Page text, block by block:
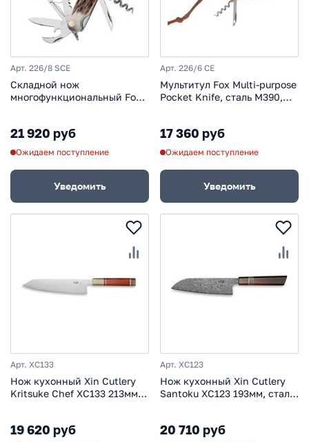
Арт. 226/8 SCE
Складной нож
многофункциональный Fox
21 920 руб
Ожидаем поступление
Уведомить
Арт. 226/6 CE
Мультитул Fox Multi-purpose
Pocket Knife, сталь М390,
17 360 руб
Ожидаем поступление
Уведомить
Арт. XC133
Нож кухонный Xin Cutlery
Kritsuke Chef XC133 213мм,
рог/нейзильбер
19 620 руб
Арт. XC123
Нож кухонный Xin Cutlery
Santoku XC123 193мм, сталь
20 710 руб